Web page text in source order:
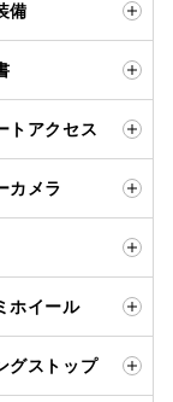
備
トアクセス
カメラ
ホイール
グストップ